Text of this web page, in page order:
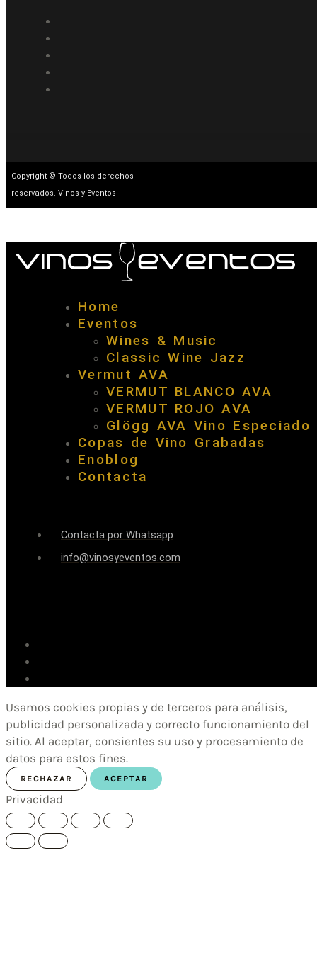
Copyright © Todos los derechos
reservados. Vinos y Eventos
Home
Eventos
Wines & Music
Classic Wine Jazz
Vermut AVA
VERMUT BLANCO AVA
VERMUT ROJO AVA
Glögg AVA Vino Especiado
Copas de Vino Grabadas
Enoblog
Contacta
Contacta por Whatsapp
info@vinosyeventos.com
Usamos cookies propias y de terceros para análisis,
publicidad personalizada y correcto funcionamiento del
sitio. Al aceptar, consientes su uso y procesamiento de
datos para estos fines.
RECHAZAR ACEPTAR
Privacidad